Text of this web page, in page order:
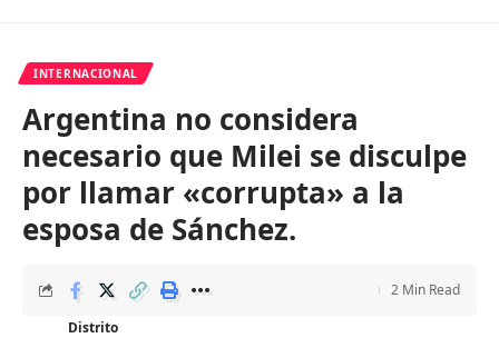
INTERNACIONAL
Argentina no considera
necesario que Milei se disculpe
por llamar «corrupta» a la
esposa de Sánchez.
Distrito
2 Min Read